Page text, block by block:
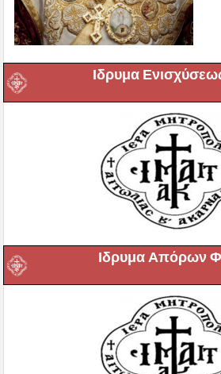
Ιδρυμα
Ιδρυμα Απόρων